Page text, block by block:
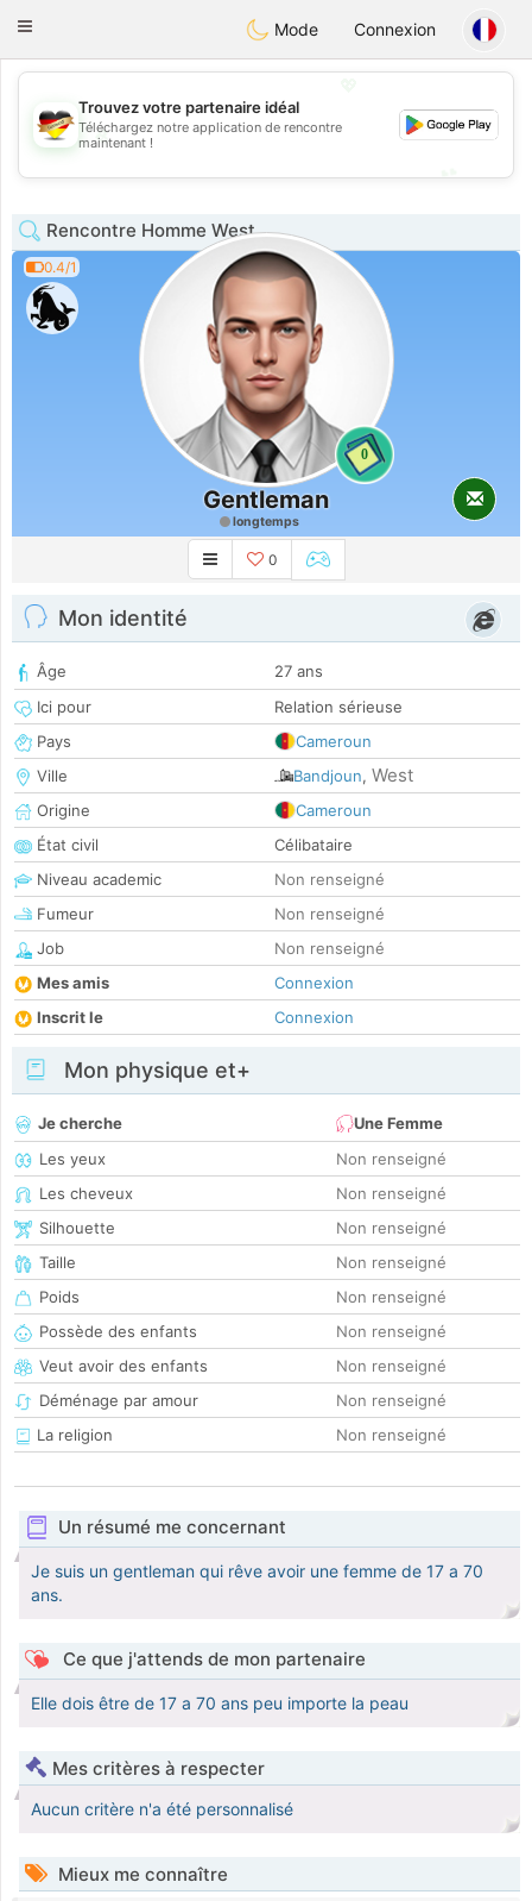
DeutschDating
Toggle
Mode Connexion
💖
💕
Trouvez votre partenaire idéal
Téléchargez notre application de rencontre
maintenant !
Rencontre Homme West
0.4/1
0
Gentleman
longtemps
0
Mon identité
Âge
27 ans
Ici pour
Relation sérieuse
Pays
Cameroun
Ville
Bandjoun, West
Origine
Cameroun
État civil
Célibataire
Niveau academic
Non renseigné
Fumeur
Non renseigné
Job
Non renseigné
Mes amis
Connexion
Inscrit le
Connexion
Mon physique et+
Je cherche
Une Femme
Les yeux
Non renseigné
Les cheveux
Non renseigné
Silhouette
Non renseigné
Taille
Non renseigné
Poids
Non renseigné
Possède des enfants
Non renseigné
Veut avoir des enfants
Non renseigné
Déménage par amour
Non renseigné
La religion
Non renseigné
Un résumé me concernant
Je suis un gentleman qui rêve avoir une femme de 17 a 70
ans.
Ce que j'attends de mon partenaire
Elle dois être de 17 a 70 ans peu importe la peau
Mes critères à respecter
Aucun critère n'a été personnalisé
Mieux me connaître